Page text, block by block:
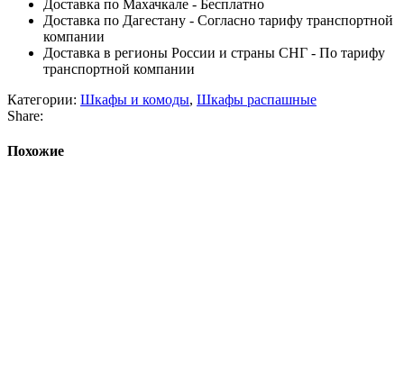
Доставка по Махачкале - Бесплатно
Доставка по Дагестану - Согласно тарифу транспортной
компании
Доставка в регионы России и страны СНГ - По тарифу
транспортной компании
Категории: Шкафы и комоды, Шкафы распашные
Share:
Похожие